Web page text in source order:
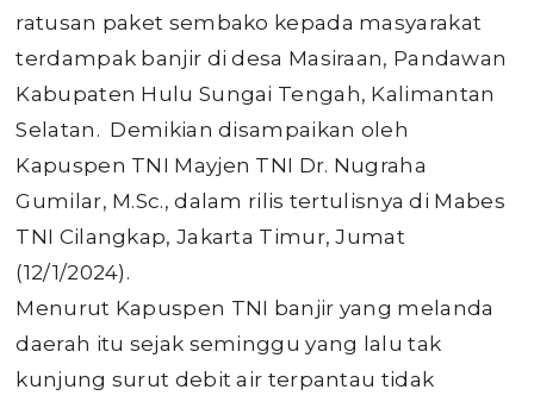
ratusan paket sembako kepada masyarakat
terdampak banjir di desa Masiraan, Pandawan
Kabupaten Hulu Sungai Tengah, Kalimantan
Selatan. Demikian disampaikan oleh
Kapuspen TNI Mayjen TNI Dr. Nugraha
Gumilar, M.Sc., dalam rilis tertulisnya di Mabes
TNI Cilangkap, Jakarta Timur, Jumat
(12/1/2024).
Menurut Kapuspen TNI banjir yang melanda
daerah itu sejak seminggu yang lalu tak
kunjung surut debit air terpantau tidak